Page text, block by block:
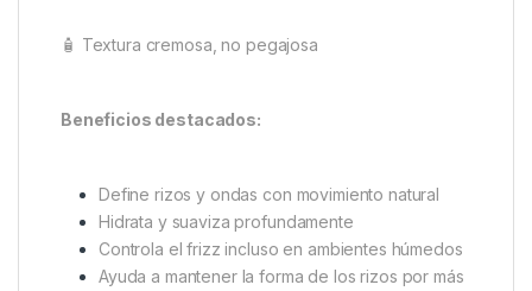
🧴 Textura cremosa, no pegajosa
Beneficios destacados:
Define rizos y ondas con movimiento natural
Hidrata y suaviza profundamente
Controla el frizz incluso en ambientes húmedos
Ayuda a mantener la forma de los rizos por más